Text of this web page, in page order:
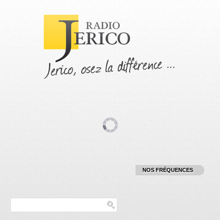
NOS FRÉQUENCES